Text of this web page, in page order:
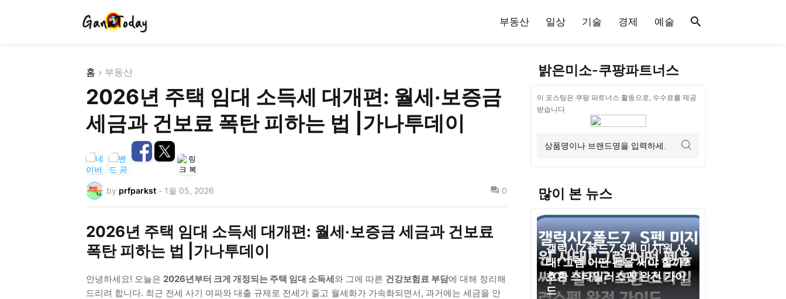
부동산 일상 기술 경제 예술
홈 부동산
2026년 주택 임대 소득세 대개편: 월세·보증금
세금과 건보료 폭탄 피하는 법 |가나투데이
by prfparkst - 1월 05, 2026 0
2026년 주택 임대 소득세 대개편: 월세·보증금 세금과 건보료
폭탄 피하는 법 |가나투데이
안녕하세요! 오늘은 2026년부터 크게 개정되는 주택 임대 소득세와 그에 따른 건강보험료 부담에 대해 정리해
드리려 합니다. 최근 전세 사기 여파와 대출 규제로 전세가 줄고 월세화가 가속화되면서, 과거에는 세금을 안
밝은미소-쿠팡파트너스
이 포스팅은 쿠팡 파트너스 활동으로, 수수료를 제공
받습니다
많이 본 뉴스
갤럭시Z폴드7, S펜 미지원 사
태! 그럼 어떤 펜을 써야 할까?
호환 스타일러스펜 완전 가이
드